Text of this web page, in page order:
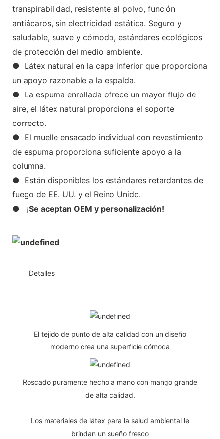
transpirabilidad, resistente al polvo, función
antiácaros, sin electricidad estática. Seguro y
saludable, suave y cómodo, estándares ecológicos
de protección del medio ambiente.
● Látex natural en la capa inferior que proporciona
un apoyo razonable a la espalda.
● La espuma enrollada ofrece un mayor flujo de
aire, el látex natural proporciona el soporte
correcto.
● El muelle ensacado individual con revestimiento
de espuma proporciona suficiente apoyo a la
columna.
● Están disponibles los estándares retardantes de
fuego de EE. UU. y el Reino Unido.
●
¡Se aceptan OEM y personalización!
Detalles
El tejido de punto de alta calidad con un diseño
moderno crea una superficie cómoda
Roscado puramente hecho a mano con mango grande
de alta calidad.
Los materiales de látex para la salud ambiental le
brindan un sueño fresco